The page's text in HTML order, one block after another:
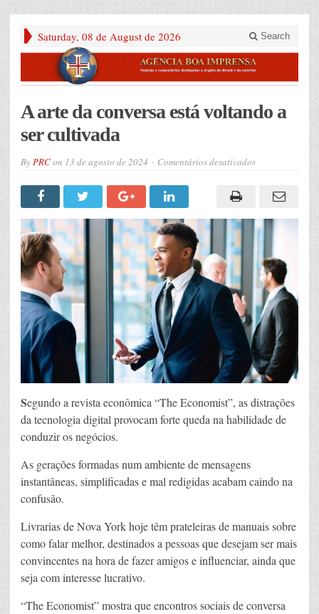
Saturday, 08 de August de 2026 Search
A arte da conversa está voltando a
ser cultivada
ByPRCon 13 de agosto de 2024 Comentários desativadosem
conversa
voltando
a
ser
cultivada
Segundo a revista econômica “The Economist”, as distrações
da tecnologia digital provocam forte queda na habilidade de
conduzir os negócios.
As gerações formadas num ambiente de mensagens
instantâneas, simplificadas e mal redigidas acabam caindo na
confusão.
Livrarias de Nova York hoje têm prateleiras de manuais sobre
como falar melhor, destinados a pessoas que desejam ser mais
convincentes na hora de fazer amigos e influenciar, ainda que
seja com interesse lucrativo.
“The Economist” mostra que encontros sociais de conversa